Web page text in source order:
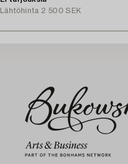
Lähtöhinta 2 500 SEK